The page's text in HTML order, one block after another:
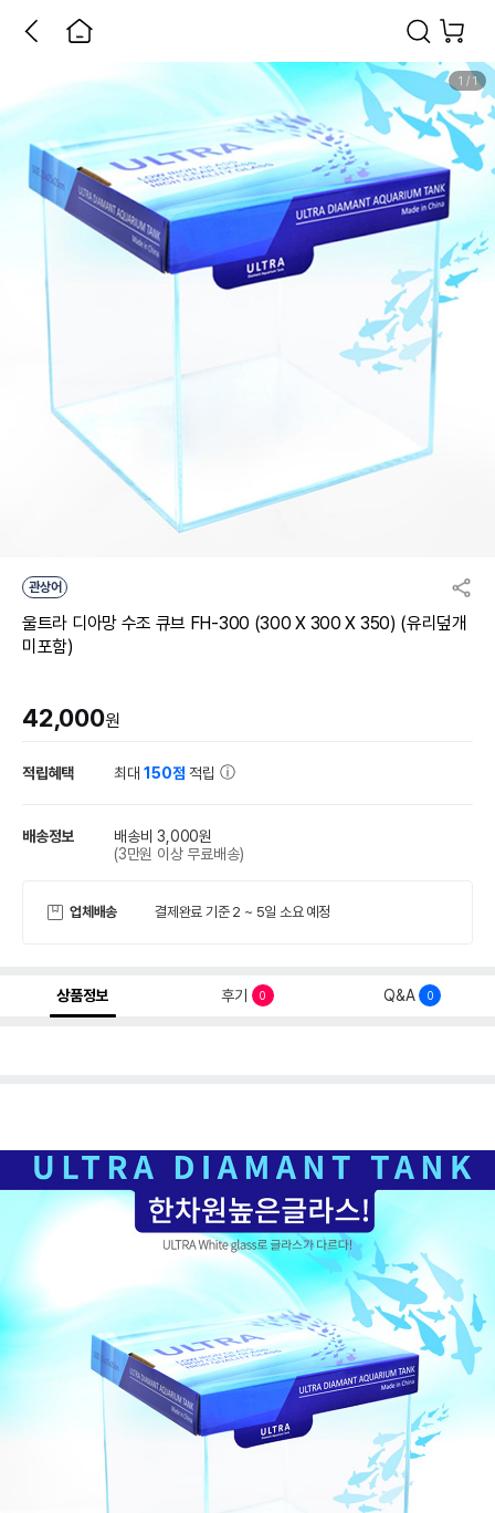
1 / 1
관상어
울트라 디아망 수조 큐브 FH-300 (300 X 300 X 350) (유리덮개
미포함)
42,000원
적립혜택 최대150점 적립
배송정보
배송비 3,000원
(3만원 이상 무료배송)
업체배송 결제완료 기준 2 ~ 5일 소요 예정
상품정보 후기 0 Q&A 0